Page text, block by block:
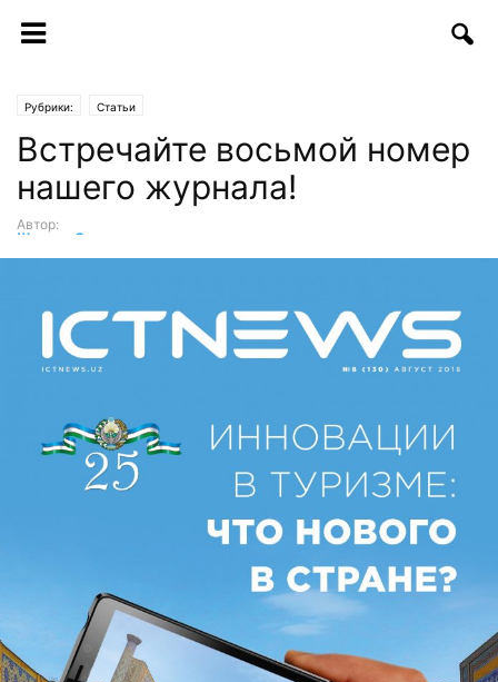
Рубрики: Статьи
Встречайте восьмой номер
нашего журнала!
Автор:
Шухрат Саттаров